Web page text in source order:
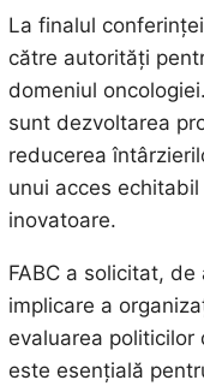
La finalul
către autorități
domeniul
sunt dezvoltarea
reducerea
unui acces
inovatoare.
FABC a solicitat,
implicare a
evaluarea
este esențială